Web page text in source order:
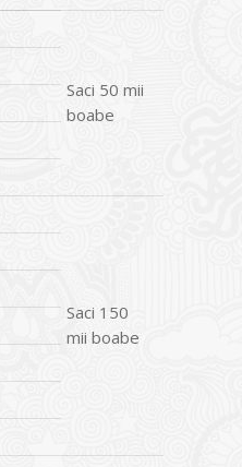
Saci 50 mii
boabe
Saci 150
mii boabe